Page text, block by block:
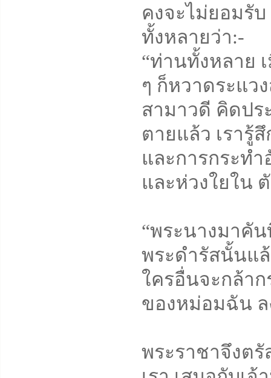
คงจะไม่ยอมรั
ทั้งหลายว่า:-
“ท่านทั้งหลาย
ๆ ก็หวาดระแว
สามาวดี คิดปร
ตายแล้ว เรารู้
และการกระท
และห่วงใยใน
“พระนางมาคั
พระดำรัสนั้นแ
ใครอื่นจะกล้า
ของหม่อมฉัน ล
พระราชาจึงต